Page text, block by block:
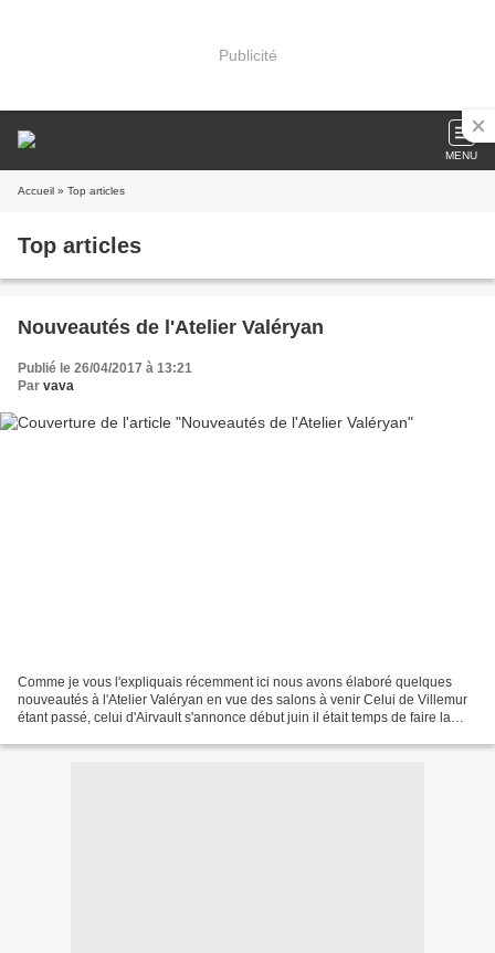
Publicité
MENU
Accueil » Top articles
Top articles
Nouveautés de l'Atelier Valéryan
Publié le 26/04/2017 à 13:21
Par vava
Comme je vous l'expliquais récemment ici nous avons élaboré quelques
nouveautés à l'Atelier Valéryan en vue des salons à venir Celui de Villemur
étant passé, celui d'Airvault s'annonce début juin il était temps de faire la